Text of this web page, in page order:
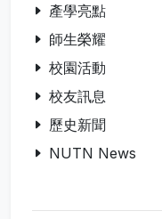
產學亮點
師生榮耀
校園活動
校友訊息
歷史新聞
NUTN News